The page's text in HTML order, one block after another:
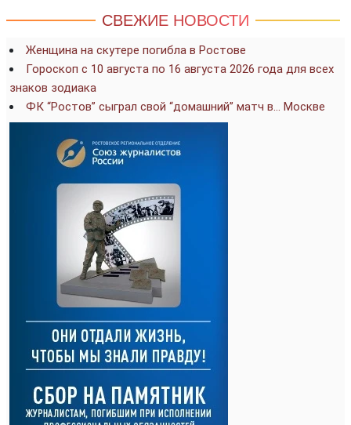
СВЕЖИЕ НОВОСТИ
Женщина на скутере погибла в Ростове
Гороскоп с 10 августа по 16 августа 2026 года для всех
знаков зодиака
ФК “Ростов” сыграл свой “домашний” матч в… Москве